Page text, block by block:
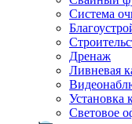
Система
Дренаж
Ливневая
Установка
Световое